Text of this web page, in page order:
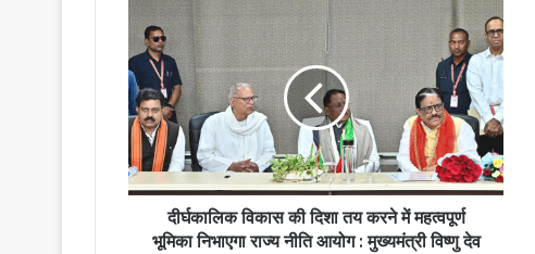
दीर्घकालिक
विकास
की
दिशा
तय
करने
महत्वपूर्ण
भूमिका
निभाएगादीर्घकालिक विकास की दिशा तय करने में महत्वपूर्ण
भूमिका निभाएगा राज्य नीति आयोग : मुख्यमंत्री विष्णु देव